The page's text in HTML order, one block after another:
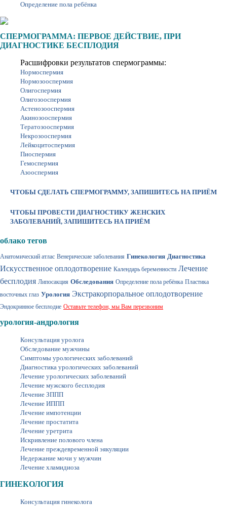
Определение пола ребёнка
СПЕРМОГРАММА: ПЕРВОЕ ДЕЙСТВИЕ, ПРИ
ДИАГНОСТИКЕ БЕСПЛОДИЯ
Расшифровки результатов спермограммы:
Нормоспермия
Нормозооспермия
Олигоспермия
Олигозооспермия
Астенозооспермия
Акинозооспермия
Тератозооспермия
Некрозооспермия
Лейкоцитоспермия
Пиоспермия
Гемоспермия
Азооспермия
ЧТОБЫ СДЕЛАТЬ СПЕРМОГРАММУ, ЗАПИШИТЕСЬ НА ПРИЁМ
ЧТОБЫ ПРОВЕСТИ ДИАГНОСТИКУ ЖЕНСКИХ
ЗАБОЛЕВАНИЙ, ЗАПИШИТЕСЬ НА ПРИЁМ
облако тегов
Анатомический атлас Венерические заболевания Гинекология Диагностика
Искусственное оплодотворение Календарь беременности Лечение
бесплодия Липосакция Обследования Определение пола ребёнка Пластика
восточных глаз Урология Экстракорпоральное оплодотворение
Эндокринное бесплодие Оставьте телефон, мы Вам перезвоним
урология-андрология
Консультация уролога
Обследование мужчины
Симптомы урологических заболеваний
Диагностика урологических заболеваний
Лечение урологических заболеваний
Лечение мужского бесплодия
Лечение ЗППП
Лечение ИППП
Лечение импотенции
Лечение простатита
Лечение уретрита
Искривление полового члена
Лечение преждевременной эякуляции
Недержание мочи у мужчин
Лечение хламидиоза
ГИНЕКОЛОГИЯ
Консультация гинеколога